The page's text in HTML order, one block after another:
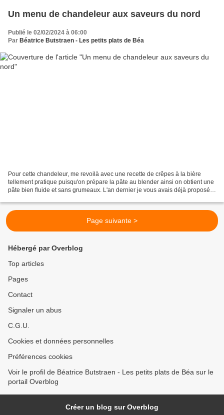
Un menu de chandeleur aux saveurs du nord
Publié le 02/02/2024 à 06:00
Par Béatrice Butstraen - Les petits plats de Béa
Pour cette chandeleur, me revoilà avec une recette de crêpes à la bière
tellement pratique puisqu'on prépare la pâte au blender ainsi on obtient une
pâte bien fluide et sans grumeaux. L'an dernier je vous avais déjà proposé
Page suivante >
Hébergé par Overblog
Top articles
Pages
Contact
Signaler un abus
C.G.U.
Cookies et données personnelles
Préférences cookies
Voir le profil de Béatrice Butstraen - Les petits plats de Béa sur le
portail Overblog
Créer un blog sur Overblog